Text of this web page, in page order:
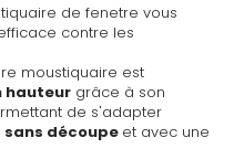
de fenetre vous
contre les
moustiquaire est
hauteur grâce à son
de s'adapter
sans découpe et avec une